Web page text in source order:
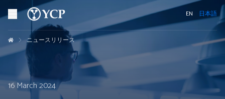
EN 日本語
ニュースリリース
16 March 2024